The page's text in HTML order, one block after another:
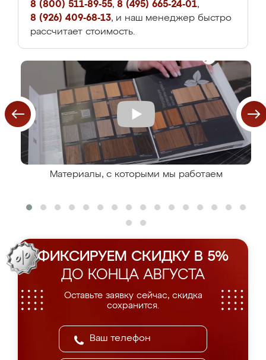
8 (800) 511-89-55, 8 (495) 665-24-01,
8 (926) 409-68-13, и наш менеджер быстро
рассчитает стоимость.
Материалы, с которыми мы работаем
ФИКСИРУЕМ СКИДКУ В 5%
ДО КОНЦА АВГУСТА
Оставьте заявку сейчас, скидка
сохранится.